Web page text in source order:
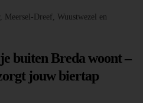
Meersel-Dreef, Wuustwezel en
buiten Breda woont –
jouw biertap